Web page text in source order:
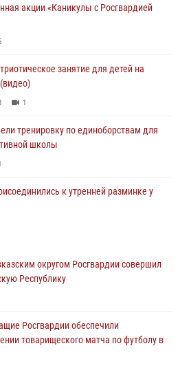
акции «Каникулы с Росгвардией
занятие для детей на
1
тренировку по единоборствам для
школы
к утренней разминке у
СВО
округом Росгвардии совершил
Республику
Росгвардии обеспечили
товарищеского матча по футболу в